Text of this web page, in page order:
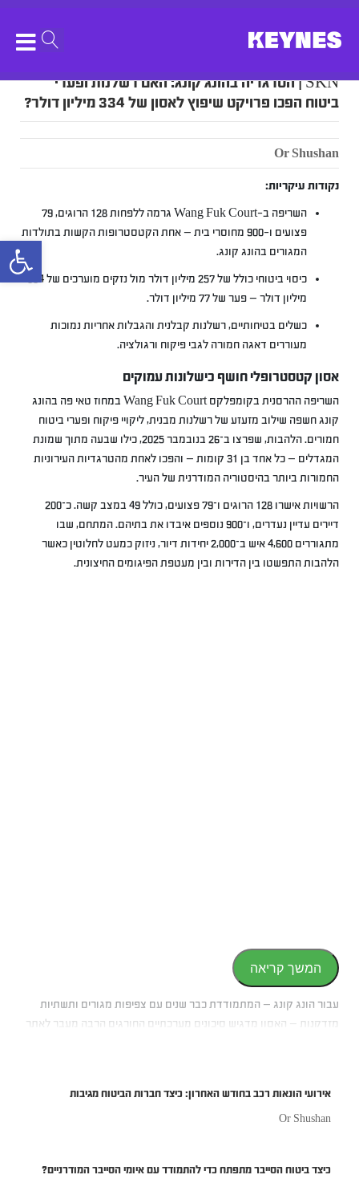
SKN | הטרגדיה בהונג קונג: האם רשלנות ופערי
ביטוח הפכו פרויקט שיפוץ לאסון של 334 מיליון דולר?
Or Shushan
נקודות עיקריות:
השריפה ב-Wang Fuk Court גרמה ללפחות 128 הרוגים, 79
פצועים ו-900 מחוסרי בית — אחת הקטסטרופות הקשות בתולדות
המגורים בהונג קונג.
כיסוי ביטוחי כולל של 257 מיליון דולר מול נזקים מוערכים של 334
מיליון דולר — פער של 77 מיליון דולר.
כשלים בטיחותיים, רשלנות קבלנית והגבלות אחריות נמוכות
מעוררים דאגה חמורה לגבי פיקוח ורגולציה.
אסון קטסטרופלי חושף כישלונות עמוקים
השריפה ההרסנית בקומפלקס Wang Fuk Court במחוז טאי פה בהונג
קונג חשפה שילוב מזעזע של רשלנות מבנית, ליקויי פיקוח ופערי ביטוח
חמורים. הלהבות, שפרצו ב־26 בנובמבר 2025, כילו שבעה מתוך שמונת
המגדלים — כל אחד בן 31 קומות — והפכו לאחת מהטרגדיות העירוניות
החמורות ביותר בהיסטוריה המודרנית של העיר.
הרשויות אישרו 128 הרוגים ו־79 פצועים, כולל 49 במצב קשה. כ־200
דיירים עדיין נעדרים, ו־900 נוספים איבדו את בתיהם. המתחם, שבו
מתגוררים 4,600 איש ב־2,000 יחידות דיור, ניזוק כמעט לחלוטין כאשר
הלהבות התפשטו בין הדירות ובין מעטפת הפיגומים החיצונית.
המשך קריאה
עבור הונג קונג — המתמודדת כבר שנים עם צפיפות מגורים ותשתיות
מזדקנות — האסון מדגיש סיכונים מערכתיים החורגים הרבה מעבר לאתר
אירועי הונאות רכב בחודש האחרון: כיצד חברות הביטוח מגיבות
Or Shushan
כיצד ביטוח הסייבר מתפתח כדי להתמודד עם איומי הסייבר המודרניים?